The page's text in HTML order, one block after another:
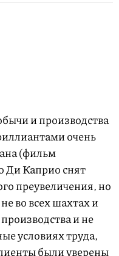
и производства
очень
(фильм
Ди Каприо снят
преувеличения, но
во всех шахтах и
и не
условиях труда,
были уверены